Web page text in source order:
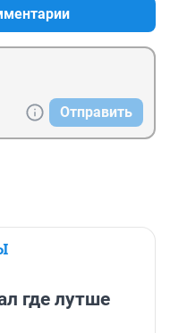
в космос.
спортсменам и
ставки - дешёвых
простые люди
Отправить
где лутше